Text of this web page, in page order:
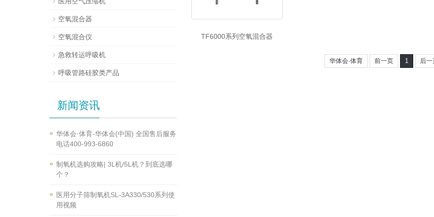
TF6000系列空氧混合器
华体会·体育 前一页 1 后一
空氧混合器
空氧混合仪
急救转运呼吸机
呼吸管路硅胶类产品
新闻资讯
华体会·体育-华体会(中国) 全国售后服务
电话400-993-6860
制氧机选购攻略| 3L机/5L机？到底选哪
个？
医用分子筛制氧机SL-3A330/530系列使
用视频